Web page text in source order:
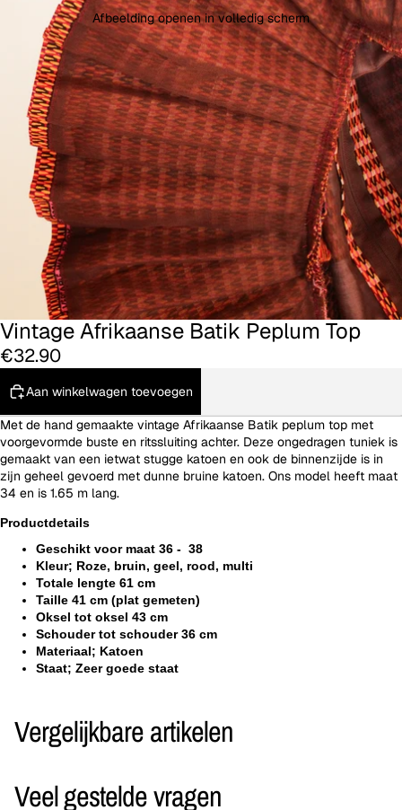
Afbeelding openen in volledig scherm
Vintage Afrikaanse Batik Peplum Top
€32.90
Aan winkelwagen toevoegen
Met de hand gemaakte vintage Afrikaanse Batik peplum top met
voorgevormde buste en ritssluiting achter. Deze ongedragen tuniek is
gemaakt van een ietwat stugge katoen en ook de binnenzijde is in
zijn geheel gevoerd met dunne bruine katoen. Ons model heeft maat
34 en is 1.65 m lang.
Productdetails
Geschikt voor maat 36 - 38
Kleur; Roze, bruin, geel, rood, multi
Totale lengte 61 cm
Taille 41 cm (plat gemeten)
Oksel tot oksel 43 cm
Schouder tot schouder 36 cm
Materiaal; Katoen
Staat; Zeer goede staat
Vergelijkbare artikelen
Veel gestelde vragen